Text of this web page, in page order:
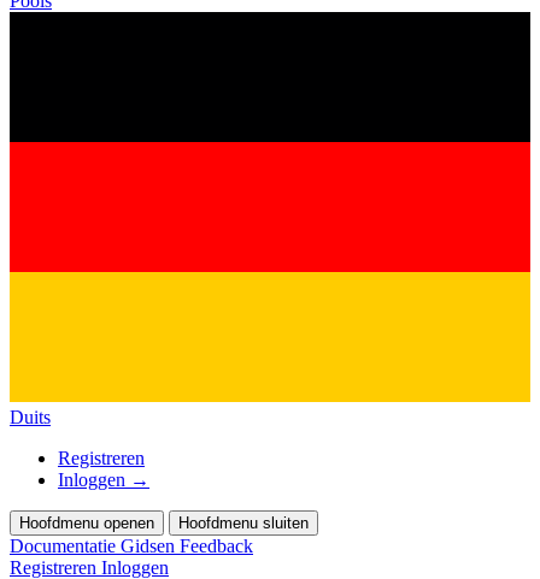
Duits
Registreren
Inloggen →
Hoofdmenu openen Hoofdmenu sluiten
Documentatie Gidsen Feedback
Registreren Inloggen